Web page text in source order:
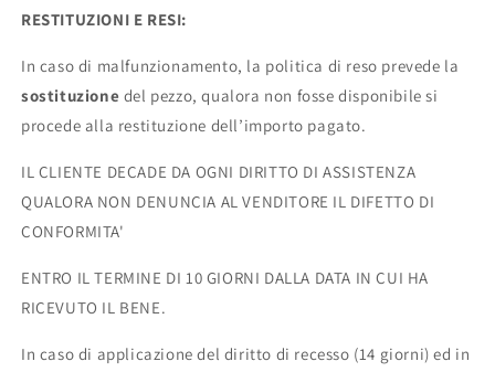
RESTITUZIONI E RESI:
In caso di malfunzionamento, la politica di reso prevede la
sostituzione del pezzo, qualora non fosse disponibile si
procede alla restituzione dell’importo pagato.
IL CLIENTE DECADE DA OGNI DIRITTO DI ASSISTENZA
QUALORA NON DENUNCIA AL VENDITORE IL DIFETTO DI
CONFORMITA'
ENTRO IL TERMINE DI 10 GIORNI DALLA DATA IN CUI HA
RICEVUTO IL BENE.
In caso di applicazione del diritto di recesso (14 giorni) ed in